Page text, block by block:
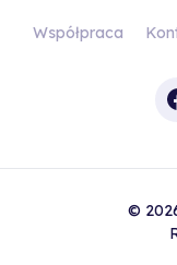
Współpraca
©